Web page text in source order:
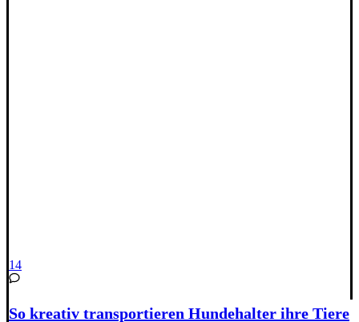
14
So kreativ transportieren Hundehalter ihre Tiere